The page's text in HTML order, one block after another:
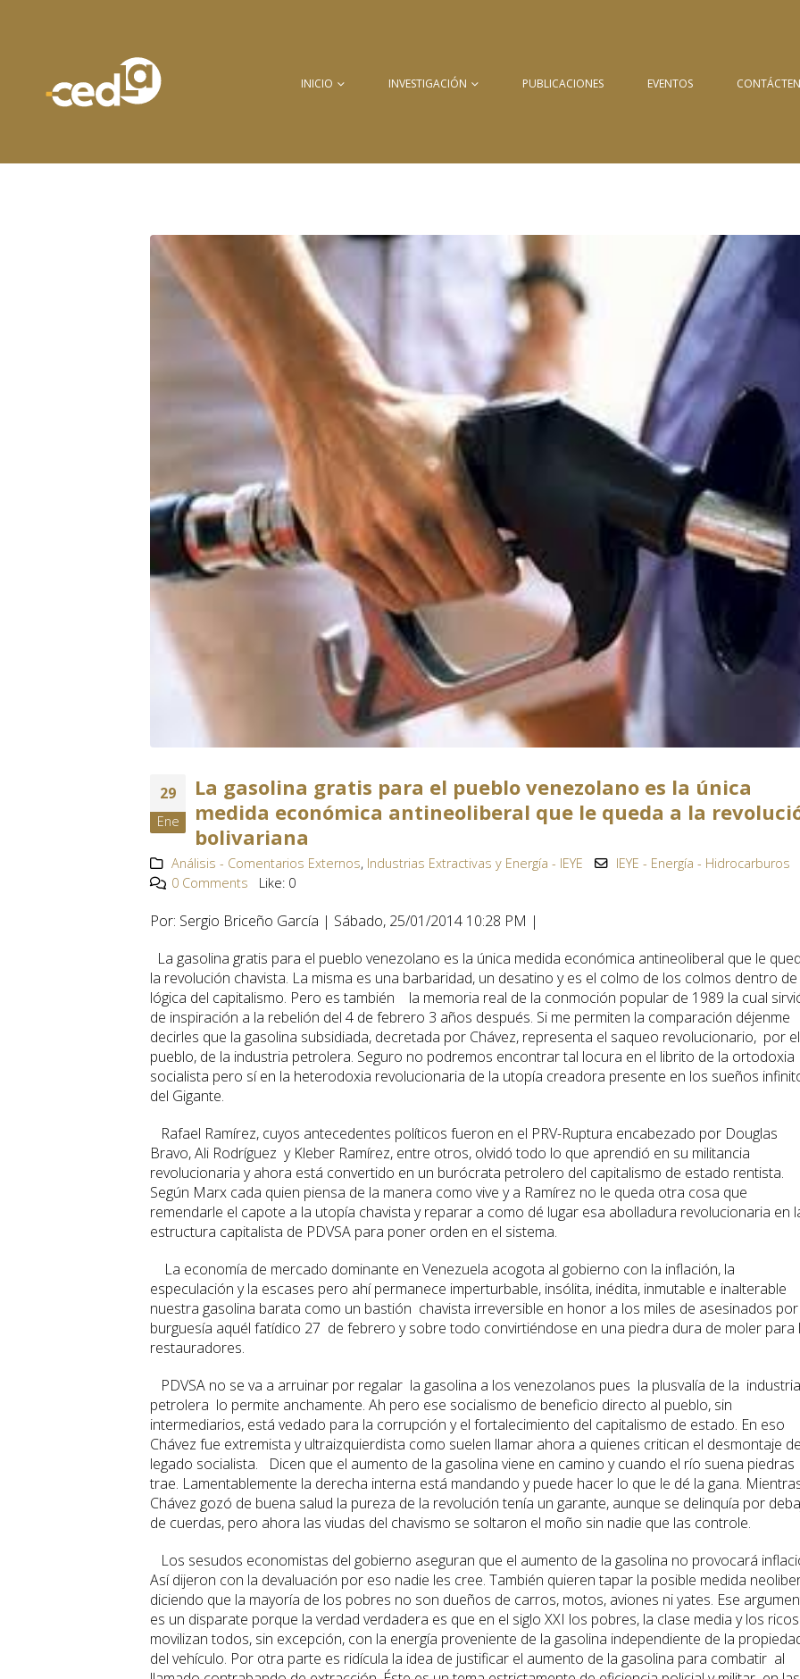
INICIO INVESTIGACIÓN PUBLICACIONES EVENTOS
29
Ene
La gasolina gratis para el pueblo venezolano es la única
medida económica antineoliberal que le queda a la
bolivariana
Análisis - Comentarios Externos, Industrias Extractivas y Energía - IEYE
IEYE - Energía - Hidrocarburos
0 Comments
Like: 0
Por: Sergio Briceño García | Sábado, 25/01/2014 10:28 PM |
La gasolina gratis para el pueblo venezolano es la única medida económica antineoliberal que le
la revolución chavista. La misma es una barbaridad, un desatino y es el colmo de los colmos dentro de
lógica del capitalismo. Pero es también la memoria real de la conmoción popular de 1989 la cual
de inspiración a la rebelión del 4 de febrero 3 años después. Si me permiten la comparación déjenme
decirles que la gasolina subsidiada, decretada por Chávez, representa el saqueo revolucionario, por el
pueblo, de la industria petrolera. Seguro no podremos encontrar tal locura en el librito de la ortodoxia
socialista pero sí en la heterodoxia revolucionaria de la utopía creadora presente en los sueños
del Gigante.
Rafael Ramírez, cuyos antecedentes políticos fueron en el PRV-Ruptura encabezado por Douglas
Bravo, Ali Rodríguez y Kleber Ramírez, entre otros, olvidó todo lo que aprendió en su militancia
revolucionaria y ahora está convertido en un burócrata petrolero del capitalismo de estado rentista.
Según Marx cada quien piensa de la manera como vive y a Ramírez no le queda otra cosa que
remendarle el capote a la utopía chavista y reparar a como dé lugar esa abolladura revolucionaria en
estructura capitalista de PDVSA para poner orden en el sistema.
La economía de mercado dominante en Venezuela acogota al gobierno con la inflación, la
especulación y la escases pero ahí permanece imperturbable, insólita, inédita, inmutable e inalterable
nuestra gasolina barata como un bastión chavista irreversible en honor a los miles de asesinados por
burguesía aquél fatídico 27 de febrero y sobre todo convirtiéndose en una piedra dura de moler para
restauradores.
PDVSA no se va a arruinar por regalar la gasolina a los venezolanos pues la plusvalía de la industria
petrolera lo permite anchamente. Ah pero ese socialismo de beneficio directo al pueblo, sin
intermediarios, está vedado para la corrupción y el fortalecimiento del capitalismo de estado. En eso
Chávez fue extremista y ultraizquierdista como suelen llamar ahora a quienes critican el desmontaje
legado socialista. Dicen que el aumento de la gasolina viene en camino y cuando el río suena piedras
trae. Lamentablemente la derecha interna está mandando y puede hacer lo que le dé la gana.
Chávez gozó de buena salud la pureza de la revolución tenía un garante, aunque se delinquía por
de cuerdas, pero ahora las viudas del chavismo se soltaron el moño sin nadie que las controle.
Los sesudos economistas del gobierno aseguran que el aumento de la gasolina no provocará
Así dijeron con la devaluación por eso nadie les cree. También quieren tapar la posible medida
diciendo que la mayoría de los pobres no son dueños de carros, motos, aviones ni yates. Ese
es un disparate porque la verdad verdadera es que en el siglo XXI los pobres, la clase media y los
movilizan todos, sin excepción, con la energía proveniente de la gasolina independiente de la
del vehículo. Por otra parte es ridícula la idea de justificar el aumento de la gasolina para combatir al